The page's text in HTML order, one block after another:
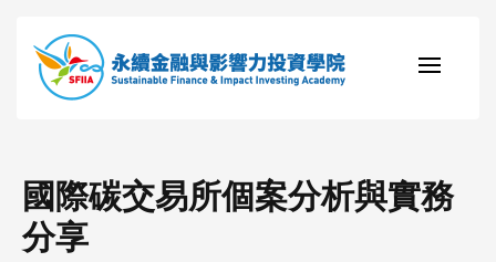
國際碳交易所個案分析與實務
分享